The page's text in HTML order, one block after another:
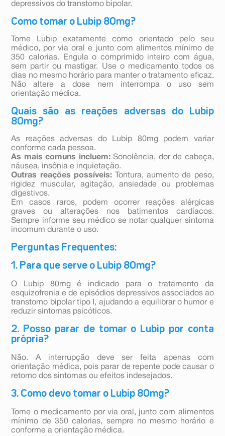
depressivos do transtorno bipolar.
Como tomar o Lubip 80mg?
Tome Lubip exatamente como orientado pelo seu
médico, por via oral e junto com alimentos mínimo de
350 calorias. Engula o comprimido inteiro com água,
sem partir ou mastigar. Use o medicamento todos os
dias no mesmo horário para manter o tratamento eficaz.
Não altere a dose nem interrompa o uso sem
orientação médica.
Quais são as reações adversas do Lubip
80mg?
As reações adversas do Lubip 80mg podem variar
conforme cada pessoa.
As mais comuns incluem:Sonolência, dor de cabeça,
náusea, insônia e inquietação.
Outras reações possíveis:Tontura, aumento de peso,
rigidez muscular, agitação, ansiedade ou problemas
digestivos.
Em casos raros, podem ocorrer reações alérgicas
graves ou alterações nos batimentos cardíacos.
Sempre informe seu médico se notar qualquer sintoma
incomum durante o uso.
Perguntas Frequentes:
1. Para que serve o Lubip 80mg?
O Lubip 80mg é indicado para o tratamento da
esquizofrenia e de episódios depressivos associados ao
transtorno bipolar tipo I, ajudando a equilibrar o humor e
reduzir sintomas psicóticos.
2. Posso parar de tomar o Lubip por conta
própria?
Não. A interrupção deve ser feita apenas com
orientação médica, pois parar de repente pode causar o
retorno dos sintomas ou efeitos indesejados.
3. Como devo tomar o Lubip 80mg?
Tome o medicamento por via oral, junto com alimentos
mínimo de 350 calorias, sempre no mesmo horário e
conforme a orientação médica.